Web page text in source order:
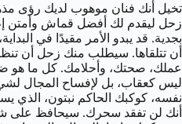
تخيل أنك فنان موهوب لديك رؤى
زحل ليقدم لك أفضل قماش وأمتن
بجدية. قد يبدو الأمر مقيدًا في
أن تتلقاها. سيطلب منك زحل أن
عملك، صحتك، وأحلامك. كل ما هو
ليس كعقاب، بل لإفساح المجال
نفسه، كوكبك الحاكم نبتون، الذي
أنك لن تفقد سحرك. سيحافظ على